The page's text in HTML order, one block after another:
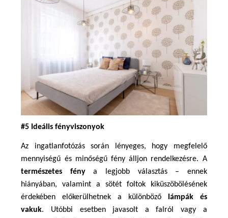
#5 Ideális fényviszonyok
Az ingatlanfotózás során lényeges, hogy megfelelő
mennyiségű és minőségű fény álljon rendelkezésre. A
természetes fény a legjobb választás – ennek
hiányában, valamint a sötét foltok kiküszöbölésének
érdekében előkerülhetnek a különböző
lámpák és
vakuk. Utóbbi esetben javasolt a falról vagy a